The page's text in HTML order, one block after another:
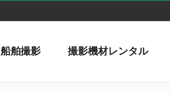
船舶撮影 撮影機材レンタル